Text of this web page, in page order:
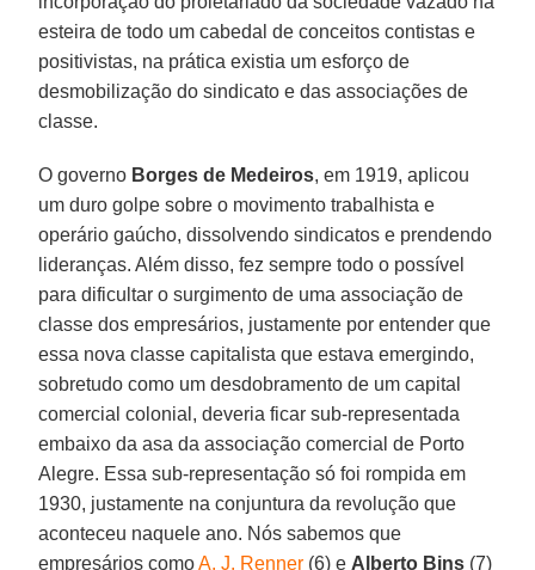
esteira de todo um cabedal de conceitos contistas e
positivistas, na prática existia um esforço de
desmobilização do sindicato e das associações de
classe.
O governo Borges de Medeiros, em 1919, aplicou
um duro golpe sobre o movimento trabalhista e
operário gaúcho, dissolvendo sindicatos e prendendo
lideranças. Além disso, fez sempre todo o possível
para dificultar o surgimento de uma associação de
classe dos empresários, justamente por entender que
essa nova classe capitalista que estava emergindo,
sobretudo como um desdobramento de um capital
comercial colonial, deveria ficar sub-representada
embaixo da asa da associação comercial de Porto
Alegre. Essa sub-representação só foi rompida em
1930, justamente na conjuntura da revolução que
aconteceu naquele ano. Nós sabemos que
empresários comoA. J. Renner (6) e Alberto Bins (7)